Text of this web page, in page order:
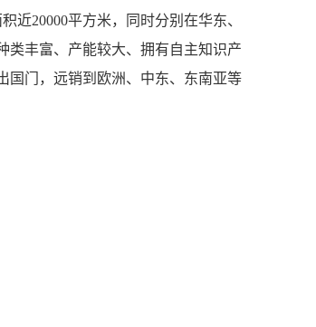
近20000平方米，同时分别在华东、
类丰富、产能较大、拥有自主知识产
国门，远销到欧洲、中东、东南亚等